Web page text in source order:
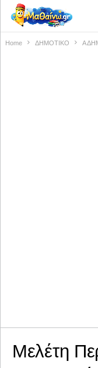
Home ΔΗΜΟΤΙΚΟ Α
Μελέτη